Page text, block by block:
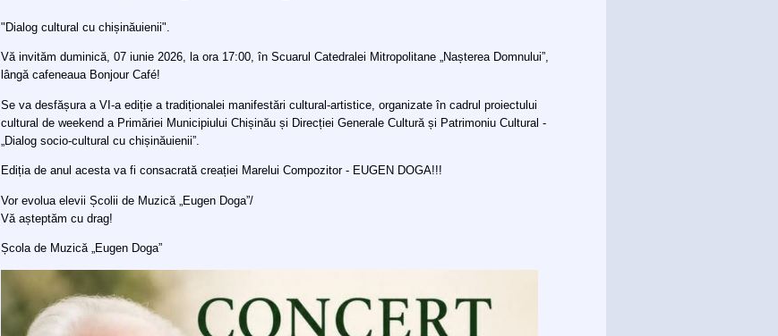
"Dialog cultural cu chișinăuienii".
Vă invităm duminică, 07 iunie 2026, la ora 17:00, în Scuarul Catedralei Mitropolitane „Nașterea Domnului”,
lângă cafeneaua Bonjour Café!
Se va desfășura a VI-a ediție a tradiționalei manifestări cultural-artistice, organizate în cadrul proiectului
cultural de weekend a Primăriei Municipiului Chișinău și Direcției Generale Cultură și Patrimoniu Cultural -
„Dialog socio-cultural cu chișinăuienii”.
Ediția de anul acesta va fi consacrată creației Marelui Compozitor - EUGEN DOGA!!!
Vor evolua elevii Școlii de Muzică „Eugen Doga”/
Vă așteptăm cu drag!
Școla de Muzică „Eugen Doga”